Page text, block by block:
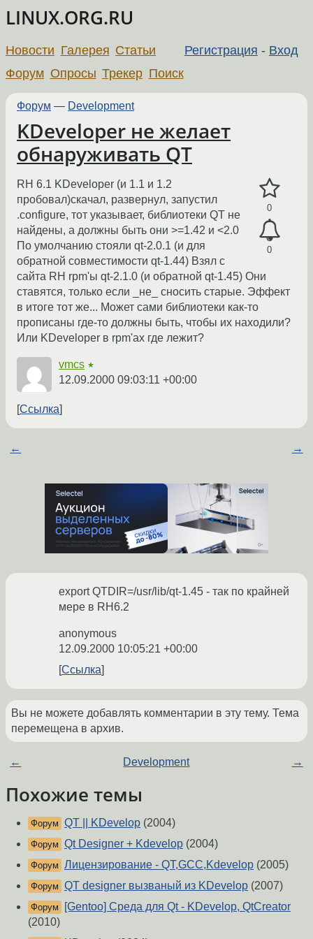
LINUX.ORG.RU
Регистрация - Вход
Новости Галерея Статьи
Форум Опросы Трекер Поиск
Форум — Development
KDeveloper не желает
обнаруживать QT
0
0
RH 6.1 KDeveloper (и 1.1 и 1.2
пробовал)скачал, развернул, запустил
.configure, тот указывает, библиотеки QT не
найдены, а должны быть они >=1.42 и <2.0
По умолчанию стояли qt-2.0.1 (и для
обратной совместимости qt-1.44) Взял с
сайта RH rpm'ы qt-2.1.0 (и обратной qt-1.45) Они
ставятся, только если _не_ сносить старые. Эффект
в итоге тот же... Может сами библиотеки как-то
прописаны где-то должны быть, чтобы их находили?
Или KDeveloper в rpm'ах где лежит?
vmcs ★
12.09.2000 09:03:11 +00:00
Ссылка
← →
export QTDIR=/usr/lib/qt-1.45 - так по крайней
мере в RH6.2
anonymous
12.09.2000 10:05:21 +00:00
Ссылка
Вы не можете добавлять комментарии в эту тему. Тема
перемещена в архив.
← Development →
Похожие темы
Форум QT || KDevelop (2004)
Форум Qt Designer + Kdevelop (2004)
Форум Лицензирование - QT,GCC,Kdevelop (2005)
Форум QT designer вызваный из KDevelop (2007)
Форум
[Gentoo] Среда для Qt - KDevelop, QtCreator
(2010)